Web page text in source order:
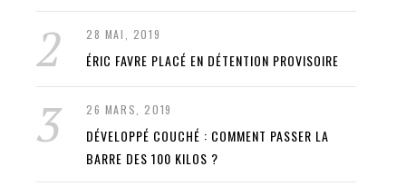
28 MAI, 2019
ÉRIC FAVRE PLACÉ EN DÉTENTION PROVISOIRE
26 MARS, 2019
DÉVELOPPÉ COUCHÉ : COMMENT PASSER LA
BARRE DES 100 KILOS ?